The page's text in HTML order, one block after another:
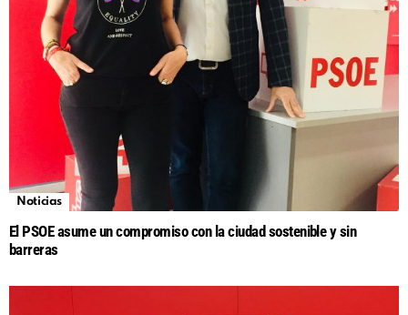
Noticias
El PSOE asume un compromiso con la ciudad sostenible y sin
barreras